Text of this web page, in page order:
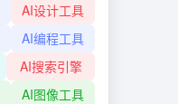
AI设计工具
AI编程工具
AI搜索引擎
AI图像工具